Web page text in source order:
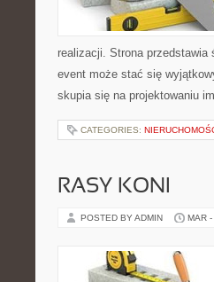
realizacji. Strona
event może stać się
skupia się na projektowaniu
CATEGORIES:
RASY KONI
POSTED BY ADMIN MAR